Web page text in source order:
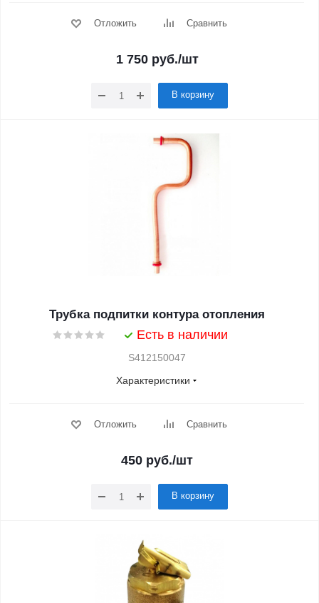
Отложить Сравнить
1 750руб./шт
В корзину
Трубка подпитки контура отопления
Есть в наличии
S412150047
Характеристики
Отложить Сравнить
450 руб./шт
В корзину